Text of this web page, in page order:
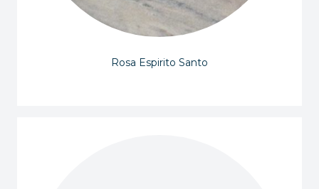
Rosa Espirito Santo